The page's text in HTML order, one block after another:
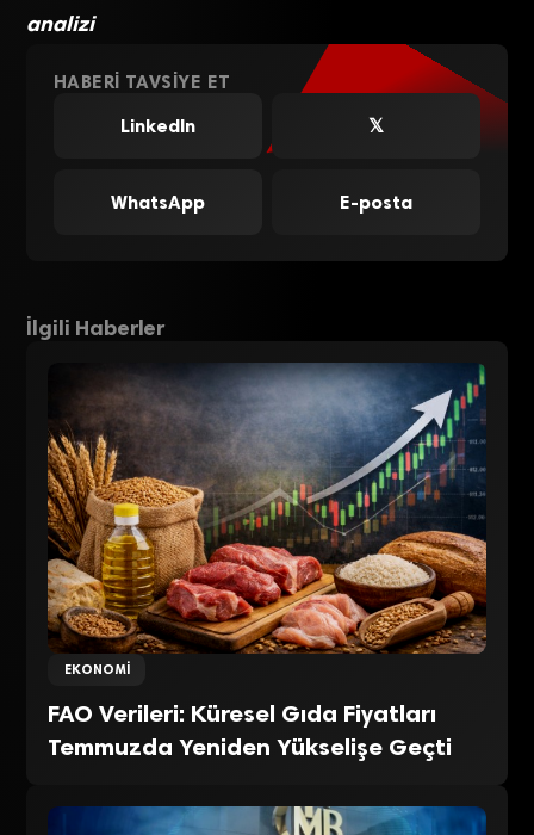
analizi
HABERI TAVSIYE ET
LinkedIn
𝕏
WhatsApp E-posta
İlgili Haberler
EKONOMI
FAO Verileri: Küresel Gıda Fiyatları
Temmuzda Yeniden Yükselişe Geçti